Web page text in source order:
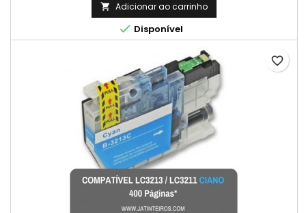
 Adicionar ao carrinho
 Disponível
favorite_border